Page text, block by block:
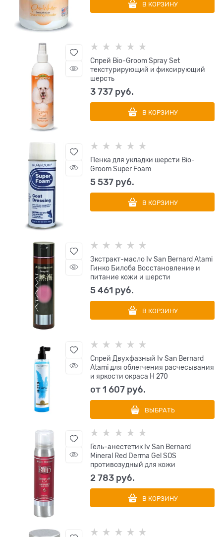
В КОРЗИНУ
Спрей Bio-Groom Spray Set
текстурирующий и фиксирующий
шерсть
3 737 руб.
В КОРЗИНУ
Пенка для укладки шерсти Bio-
Groom Super Foam
5 537 руб.
В КОРЗИНУ
Экстракт-масло Iv San Bernard Atami
Гинко Билоба Восстановление и
питание кожи и шерсти
5 461 руб.
В КОРЗИНУ
Спрей Двухфазный Iv San Bernard
Atami для облегчения расчесывания
и яркости окраса Н 270
от1 607 руб.
ВЫБРАТЬ
Гель-анестетик Iv San Bernard
Mineral Red Derma Gel SOS
противозудный для кожи
2 783 руб.
В КОРЗИНУ